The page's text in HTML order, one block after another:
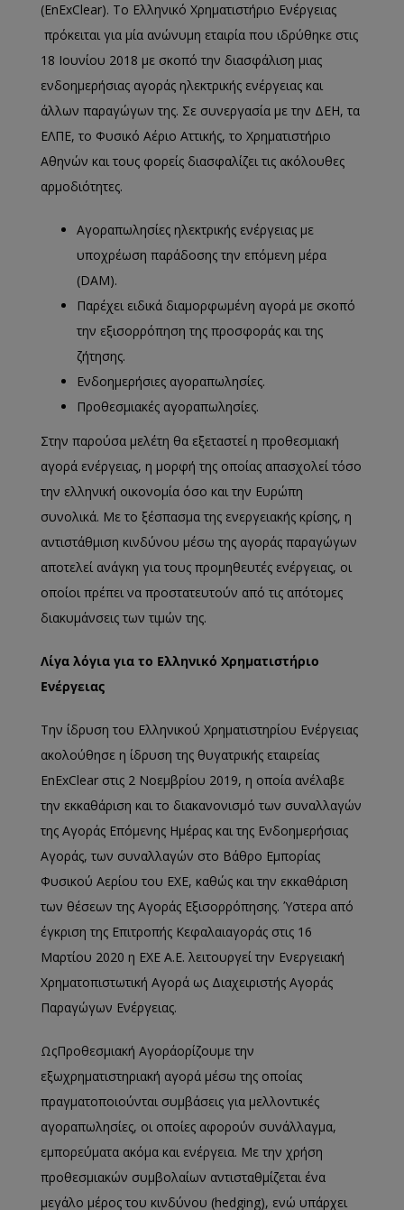
(EnExClear). Το Ελληνικό Χρηματιστήριο Ενέργειας
πρόκειται για μία ανώνυμη εταιρία που ιδρύθηκε στις
18 Ιουνίου 2018 με σκοπό την διασφάλιση μιας
ενδοημερήσιας αγοράς ηλεκτρικής ενέργειας και
άλλων παραγώγων της. Σε συνεργασία με την ΔΕΗ, τα
ΕΛΠΕ, το Φυσικό Αέριο Αττικής, το Χρηματιστήριο
Αθηνών και τους φορείς διασφαλίζει τις ακόλουθες
αρμοδιότητες.
Αγοραπωλησίες ηλεκτρικής ενέργειας με
υποχρέωση παράδοσης την επόμενη μέρα
(DAM).
Παρέχει ειδικά διαμορφωμένη αγορά με σκοπό
την εξισορρόπηση της προσφοράς και της
ζήτησης.
Ενδοημερήσιες αγοραπωλησίες.
Προθεσμιακές αγοραπωλησίες.
Στην παρούσα μελέτη θα εξεταστεί η προθεσμιακή
αγορά ενέργειας, η μορφή της οποίας απασχολεί τόσο
την ελληνική οικονομία όσο και την Ευρώπη
συνολικά. Με το ξέσπασμα της ενεργειακής κρίσης, η
αντιστάθμιση κινδύνου μέσω της αγοράς παραγώγων
αποτελεί ανάγκη για τους προμηθευτές ενέργειας, οι
οποίοι πρέπει να προστατευτούν από τις απότομες
διακυμάνσεις των τιμών της.
Λίγα λόγια για το Ελληνικό Χρηματιστήριο
Ενέργειας
Την ίδρυση του Ελληνικού Χρηματιστηρίου Ενέργειας
ακολούθησε η ίδρυση της θυγατρικής εταιρείας
EnExClear στις 2 Νοεμβρίου 2019, η οποία ανέλαβε
την εκκαθάριση και το διακανονισμό των συναλλαγών
της Αγοράς Επόμενης Ημέρας και της Ενδοημερήσιας
Αγοράς, των συναλλαγών στο Βάθρο Εμπορίας
Φυσικού Αερίου του ΕΧΕ, καθώς και την εκκαθάριση
των θέσεων της Αγοράς Εξισορρόπησης. Ύστερα από
έγκριση της Επιτροπής Κεφαλαιαγοράς στις 16
Μαρτίου 2020 η ΕΧΕ Α.Ε. λειτουργεί την Ενεργειακή
Χρηματοπιστωτική Αγορά ως Διαχειριστής Αγοράς
Παραγώγων Ενέργειας.
ΩςΠροθεσμιακή Αγοράορίζουμε την
εξωχρηματιστηριακή αγορά μέσω της οποίας
πραγματοποιούνται συμβάσεις για μελλοντικές
αγοραπωλησίες, οι οποίες αφορούν συνάλλαγμα,
εμπορεύματα ακόμα και ενέργεια. Με την χρήση
προθεσμιακών συμβολαίων αντισταθμίζεται ένα
μεγάλο μέρος του κινδύνου (hedging), ενώ υπάρχει